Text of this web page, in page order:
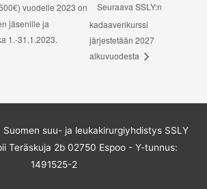
vuodelle 2023 on
jäsenille ja
1.-31.1.2023.
Seuraava SSLY:n
kadaaverikurssi
järjestetään 2027
alkuvuodesta
Suomen suu- ja leukakirurgiyhdistysSSLY
Teräskuja 2b 02750 Espoo - Y-tunnus:
1491525-2